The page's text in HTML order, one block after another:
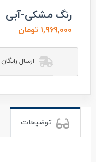
رنگ مشکی-آبی
1,969,000 تومان
ارسال رایگان
توضیحات